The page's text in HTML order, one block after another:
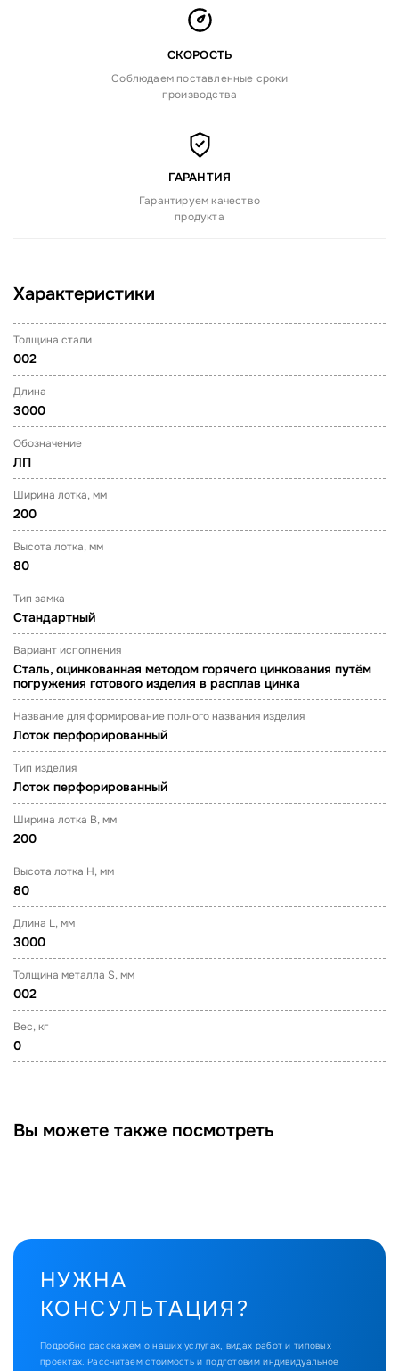
СКОРОСТЬ
Соблюдаем поставленные сроки
производства
ГАРАНТИЯ
Гарантируем качество
продукта
Характеристики
Толщина стали
002
Длина
3000
Обозначение
ЛП
Ширина лотка, мм
200
Высота лотка, мм
80
Тип замка
Стандартный
Вариант исполнения
Сталь, оцинкованная методом горячего цинкования путём
погружения готового изделия в расплав цинка
Название для формирование полного названия изделия
Лоток перфорированный
Тип изделия
Лоток перфорированный
Ширина лотка B, мм
200
Высота лотка H, мм
80
Длина L, мм
3000
Толщина металла S, мм
002
Вес, кг
0
Вы можете также посмотреть
НУЖНА
КОНСУЛЬТАЦИЯ?
Подробно расскажем о наших услугах, видах работ и типовых
проектах. Рассчитаем стоимость и подготовим индивидуальное